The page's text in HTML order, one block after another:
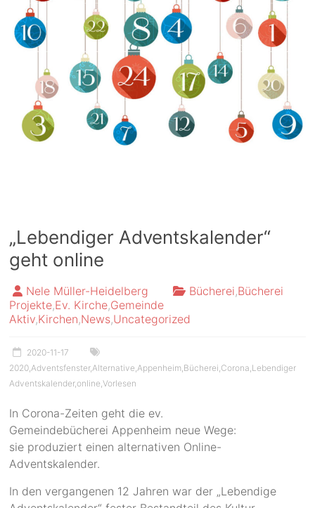
„Lebendiger Adventskalender“
geht online
Nele Müller-Heidelberg Bücherei,Bücherei
Projekte,Ev. Kirche,Gemeinde
Aktiv,Kirchen,News,Uncategorized
2020-11-17
2020,Adventsfenster,Alternative,Appenheim,Bücherei,Corona,Lebendiger
Adventskalender,online,Vorlesen
In Corona-Zeiten geht die ev.
Gemeindebücherei Appenheim neue Wege:
sie produziert einen alternativen Online-
Adventskalender.
In den vergangenen 12 Jahren war der „Lebendige